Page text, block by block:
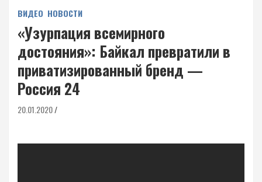
ВИДЕО НОВОСТИ
«Узурпация всемирного
достояния»: Байкал превратили в
приватизированный бренд —
Россия 24
20.01.2020